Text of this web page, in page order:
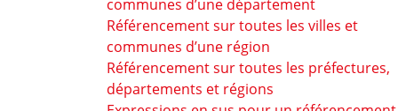
communes d’une département
Référencement sur toutes les villes et
communes d’une région
Référencement sur toutes les préfectures,
départements et régions